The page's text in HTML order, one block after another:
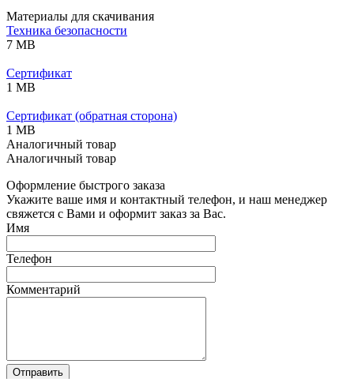
Материалы для скачивания
Техника безопасности
7 MB
Сертификат
1 MB
Сертификат (обратная сторона)
1 MB
Аналогичный товар
Аналогичный товар
Оформление быстрого заказа
Укажите ваше имя и контактный телефон, и наш менеджер
свяжется с Вами и оформит заказ за Вас.
Имя
Телефон
Комментарий
Отправить